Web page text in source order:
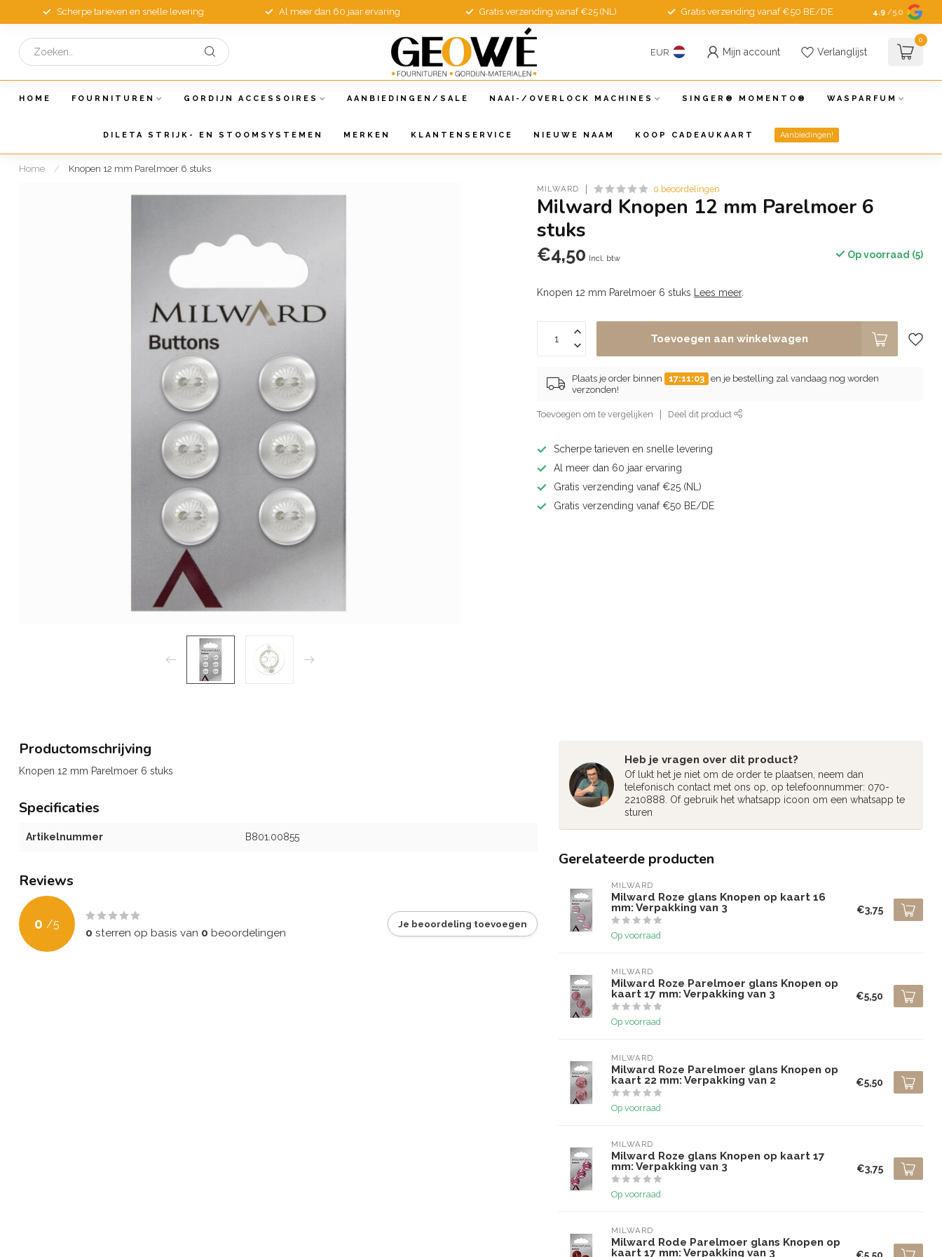
Scherpe tarieven en snelle levering Al meer dan 60 jaar ervaring Gratis verzending vanaf €25 (NL) Gratis verzending vanaf €50 BE/DE 4.9 /5.0
EUR Mijn account Verlanglijst
0
HOME FOURNITUREN GORDIJN ACCESSOIRES AANBIEDINGEN/SALE NAAI-/OVERLOCK MACHINES SINGER® MOMENTO® WASPARFUM
DILETA STRIJK- EN STOOMSYSTEMEN MERKEN KLANTENSERVICE NIEUWE NAAM KOOP CADEAUKAART Aanbiedingen!
Home / Knopen 12 mm Parelmoer 6 stuks
MILWARD 0 beoordelingen
Milward Knopen 12 mm Parelmoer 6
stuks
€4,50 Incl. btw Op voorraad (5)
Knopen 12 mm Parelmoer 6 stuks Lees meer.
Toevoegen aan winkelwagen
Plaats je order binnen 17:11:02 en je bestelling zal vandaag nog worden
verzonden!
Toevoegen om te vergelijken Deel dit product
Scherpe tarieven en snelle levering
Al meer dan 60 jaar ervaring
Gratis verzending vanaf €25 (NL)
Gratis verzending vanaf €50 BE/DE
Productomschrijving
Knopen 12 mm Parelmoer 6 stuks
Specificaties
Artikelnummer B801.00855
Reviews
0 /5
0 sterren op basis van 0 beoordelingen
Je beoordeling toevoegen
Heb je vragen over dit product?
Of lukt het je niet om de order te plaatsen, neem dan
telefonisch contact met ons op, op telefoonnummer: 070-
2210888. Of gebruik het whatsapp icoon om een whatsapp te
sturen
Gerelateerde producten
MILWARD
Milward Roze glans Knopen op kaart 16
mm: Verpakking van 3
Op voorraad
€3,75
MILWARD
Milward Roze Parelmoer glans Knopen op
kaart 17 mm: Verpakking van 3
Op voorraad
€5,50
MILWARD
Milward Roze Parelmoer glans Knopen op
kaart 22 mm: Verpakking van 2
Op voorraad
€5,50
MILWARD
Milward Roze glans Knopen op kaart 17
mm: Verpakking van 3
Op voorraad
€3,75
MILWARD
Milward Rode Parelmoer glans Knopen op
kaart 17 mm: Verpakking van 3
€5,50